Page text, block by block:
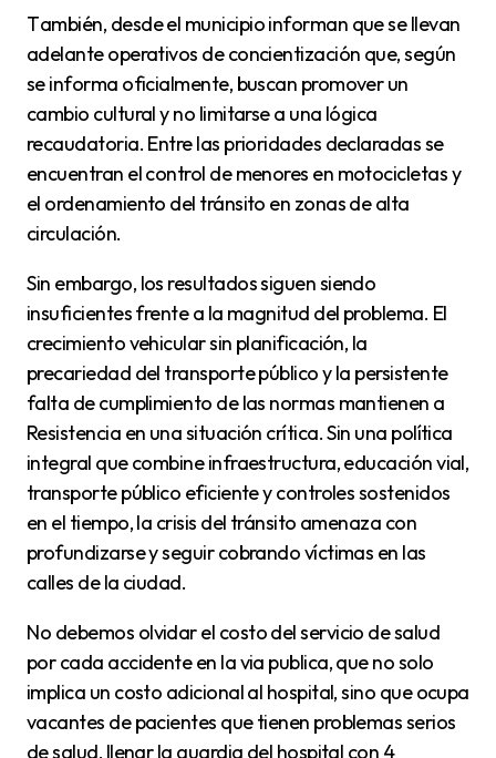
También, desde el municipio informan que se llevan
adelante operativos de concientización que, según
se informa oficialmente, buscan promover un
cambio cultural y no limitarse a una lógica
recaudatoria. Entre las prioridades declaradas se
encuentran el control de menores en motocicletas y
el ordenamiento del tránsito en zonas de alta
circulación.
Sin embargo, los resultados siguen siendo
insuficientes frente a la magnitud del problema. El
crecimiento vehicular sin planificación, la
precariedad del transporte público y la persistente
falta de cumplimiento de las normas mantienen a
Resistencia en una situación crítica. Sin una política
integral que combine infraestructura, educación vial,
transporte público eficiente y controles sostenidos
en el tiempo, la crisis del tránsito amenaza con
profundizarse y seguir cobrando víctimas en las
calles de la ciudad.
No debemos olvidar el costo del servicio de salud
por cada accidente en la via publica, que no solo
implica un costo adicional al hospital, sino que ocupa
vacantes de pacientes que tienen problemas serios
de salud, llenar la guardia del hospital con 4